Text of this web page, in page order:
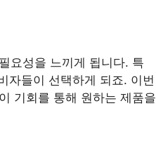
요성을 느끼게 됩니다. 특
자들이 선택하게 되죠. 이번
기회를 통해 원하는 제품을